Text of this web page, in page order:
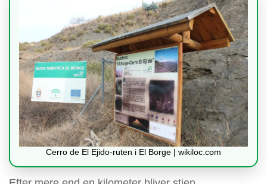
Cerro de El Ejido-ruten i El Borge | wikiloc.com